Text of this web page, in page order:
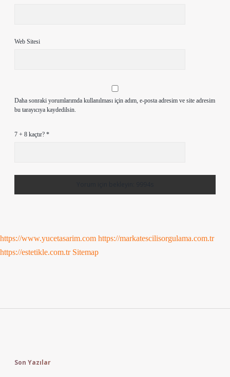
Web Sitesi
Daha sonraki yorumlarımda kullanılması için adım, e-posta adresim ve site adresim
bu tarayıcıya kaydedilsin.
7 + 8 kaçtır? *
https://www.yucetasarim.com https://markatescilisorgulama.com.tr
https://estetikle.com.tr Sitemap
Son Yazılar